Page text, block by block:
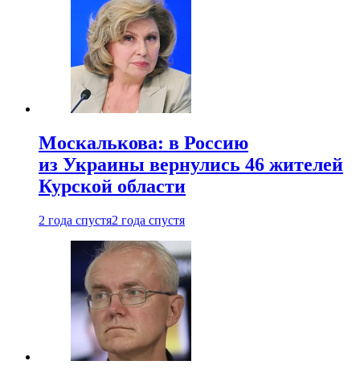
Москалькова: в Россию
из Украины вернулись 46 жителей
Курской области
2 года спустя2 года спустя